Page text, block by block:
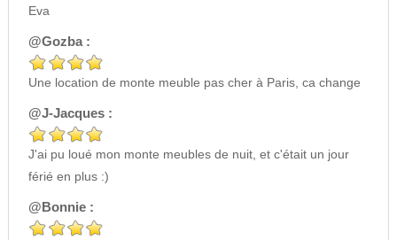
Eva
@Gozba :
Une location de monte meuble pas cher à Paris, ca change
@J-Jacques :
J'ai pu loué mon monte meubles de nuit, et c'était un jour
férié en plus :)
@Bonnie :